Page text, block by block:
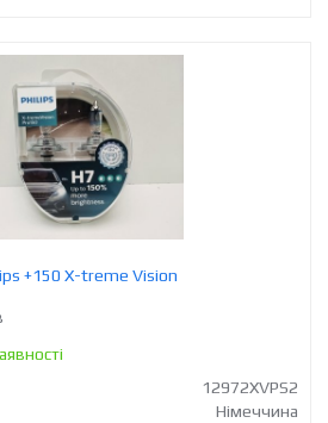
+150 X-treme Vision
12972XVPS2
Німеччина